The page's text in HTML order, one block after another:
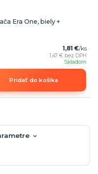
Era One, biely +
1,81 €/ks
1,47 € bez DPH
Skladom
Pridať do košíka